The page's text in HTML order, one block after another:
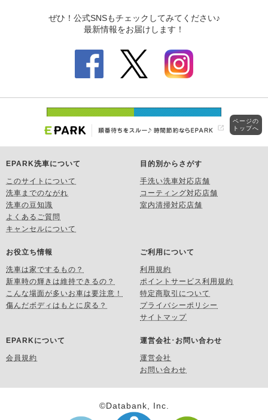
EPARK洗車について
このサイトについて
洗車までのながれ
洗車の豆知識
よくあるご質問
キャンセルについて
目的別からさがす
手洗い洗車対応店舗
コーティング対応店舗
室内清掃対応店舗
お役立ち情報
洗車は家でするもの？
新車時の輝きは維持できるの？
こんな場面が多いお車は要注意！
傷んだボディはもとに戻る？
ご利用について
利用規約
ポイントサービス利用規約
特定商取引について
プライバシーポリシー
サイトマップ
EPARKについて
会員規約
運営会社･お問い合わせ
運営会社
お問い合わせ
©Databank, Inc.
ページの
トップへ